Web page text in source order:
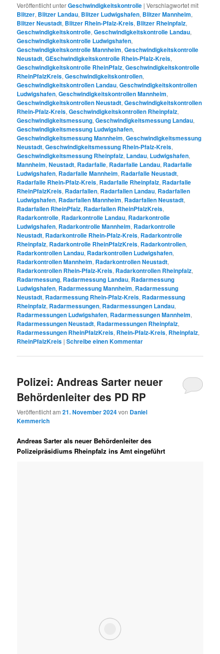
Veröffentlicht unterGeschwindigkeitskontrolle |Verschlagwortet mit
Blitzer, Blitzer Landau, Blitzer Ludwigshafen, Blitzer Mannheim,
Blitzer Neustadt, Blitzer Rhein-Pfalz-Kreis, Blitzer Rheinpfalz,
Geschwindigkeitskontrolle,Geschwindigkeitskontrolle Landau,
Geschwindigkeitskontrolle Ludwigshafen,
Geschwindigkeitskontrolle Mannheim,Geschwindigkeitskontrolle
Neustadt,GEschwindigkeitskontrolle Rhein-Pfalz-Kreis,
Geschwindigkeitskontrolle RheinPfalz,Geschwindigkeitskontrolle
RheinPfalzKreis,Geschwindigkeitskontrollen,
Geschwindigkeitskontrollen Landau,Geschwindigkeitskontrollen
Ludwigshafen,Geschwindigkeitskontrollen Mannheim,
Geschwindigkeitskontrollen Neustadt,Geschwindigkeitskontrollen
Rhein-Pfalz-Kreis,Geschwindigkeitskontrollen Rheinpfalz,
Geschwindigkeitsmessung,Geschwindigkeitsmessung Landau,
Geschwindigkeitsmessung Ludwigshafen,
Geschwindigkeitsmessung Mannheim,Geschwindigkeitsmessung
Neustadt,Geschwindigkeitsmessung Rhein-Pfalz-Kreis,
Geschwindigkeitsmessung Rheinpfalz, Landau, Ludwigshafen,
Mannheim,Neustadt, Radarfalle, Radarfalle Landau, Radarfalle
Ludwigshafen, Radarfalle Mannheim, Radarfalle Neustadt,
Radarfalle Rhein-Pfalz-Kreis, Radarfalle Rheinpfalz, Radarfalle
RheinPfalzKreis, Radarfallen, Radarfallen Landau, Radarfallen
Ludwigshafen, Radarfallen Mannheim, Radarfallen Neustadt,
Radarfallen RheinPfalz, Radarfallen RheinPfalzKreis,
Radarkontrolle, Radarkontrolle Landau, Radarkontrolle
Ludwigshafen, Radarkontrolle Mannheim, Radarkontrolle
Neustadt, Radarkontrolle Rhein-Pfalz-Kreis, Radarkontrolle
Rheinpfalz, Radarkontrolle RheinPfalzKreis, Radarkontrollen,
Radarkontrollen Landau, Radarkontrollen Ludwigshafen,
Radarkontrollen Mannheim, Radarkontrollen Neustadt,
Radarkontrollen Rhein-Pfalz-Kreis, Radarkontrollen Rheinpfalz,
Radarmessung, Radarmessung Landau, Radarmessung
Ludwigshafen, Radarmessung Mannheim, Radarmessung
Neustadt, Radarmessung Rhein-Pfalz-Kreis, Radarmessung
Rheinpfalz, Radarmessungen, Radarmessungen Landau,
Radarmessungen Ludwigshafen, Radarmessungen Mannheim,
Radarmessungen Neustadt, Radarmessungen Rheinpfalz,
Radarmessungen RheinPfalzKreis, Rhein-Pfalz-Kreis, Rheinpfalz,
RheinPfalzKreis |Schreibe einen Kommentar
Polizei: Andreas Sarter neuer
Behördenleiter des PD RP
Veröffentlicht am21. November 2024von Daniel
Kemmerich
Andreas Sarter als neuer Behördenleiter des
Polizeipräsidiums Rheinpfalz ins Amt eingeführt